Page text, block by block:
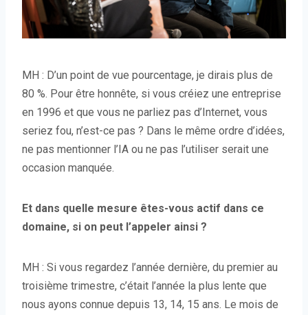
MH : D’un point de vue pourcentage, je dirais plus de
80 %. Pour être honnête, si vous créiez une entreprise
en 1996 et que vous ne parliez pas d’Internet, vous
seriez fou, n’est-ce pas ? Dans le même ordre d’idées,
ne pas mentionner l’IA ou ne pas l’utiliser serait une
occasion manquée.
Et dans quelle mesure êtes-vous actif dans ce
domaine, si on peut l’appeler ainsi ?
MH : Si vous regardez l’année dernière, du premier au
troisième trimestre, c’était l’année la plus lente que
nous ayons connue depuis 13, 14, 15 ans. Le mois de